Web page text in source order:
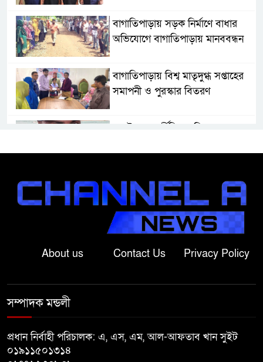
বাগাতিপাড়ায় সড়ক নির্মাণে বাধার
অভিযোগে বাগাতিপাড়ায় মানববন্ধন
বাগাতিপাড়ায় বিশ্ব মাতৃদুগ্ধ সপ্তাহের
সমাপনী ও পুরস্কার বিতরণ
বড়াইগ্রামে দুর্নীতির অভিযোগে প্রধান
জুলাই সনদ বাস্তবায়নের দাবিতে
বাগাতিপাড়ায় জামায়াতের গণমিছিল
দিবসে আলোচনা সভা ও পুরস্কার
About us Contact Us Privacy Policy
সম্পাদক মন্ডলী
প্রধান নির্বাহী পরিচালক: এ, এস, এম, আল-আফতাব খান সুইট
০১৯১১৫০১৩১৪